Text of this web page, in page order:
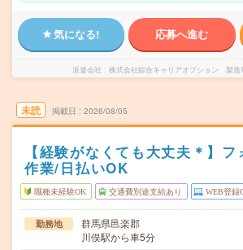
気になる! 応募へ進む
派遣会社 株式会社綜合キャリアオプション 製造
未読 掲載日 2026/08/05
【経験がなくても大丈夫＊】フ
作業/日払いOK
職種未経験OK 交通費別途支給あり WEB登録
勤務地
群馬県邑楽郡
川俣駅から車5分